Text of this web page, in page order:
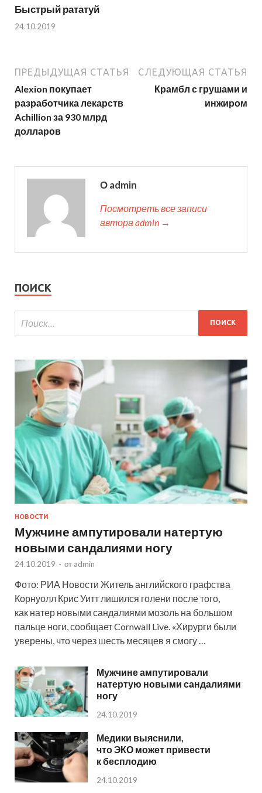
Быстрый рататуй
24.10.2019
ПРЕДЫДУЩАЯ СТАТЬЯ
Alexion покупает
разработчика лекарств
Achillion за 930 млрд
долларов
СЛЕДУЮЩАЯ СТАТЬЯ
Крамбл с грушами и
инжиром
О admin
Посмотреть все записи
автора admin →
ПОИСК
НОВОСТИ
Мужчине ампутировали натертую
новыми сандалиями ногу
24.10.2019 - от admin
Фото: РИА Новости Житель английского графства
Корнуолл Крис Уитт лишился голени после того,
как натер новыми сандалиями мозоль на большом
пальце ноги, сообщает Cornwall Live. «Хирурги были
уверены, что через шесть месяцев я смогу …
Мужчине ампутировали
натертую новыми сандалиями
ногу
24.10.2019
Медики выяснили,
что ЭКО может привести
к бесплодию
24.10.2019